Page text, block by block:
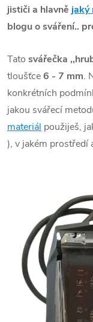
jističi a hlavně jaký
blogu o sváření..
Tato svářečka
tloušťce6 - 7 mm.
konkrétních
jakou svářecí
materiál použiješ,
), v jakém prostředí